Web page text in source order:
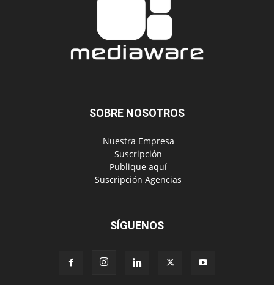
SOBRE NOSOTROS
‎ Nuestra Empresa
‎ Suscripción
‎ Publique aquí
‎ Suscripción Agencias
SÍGUENOS